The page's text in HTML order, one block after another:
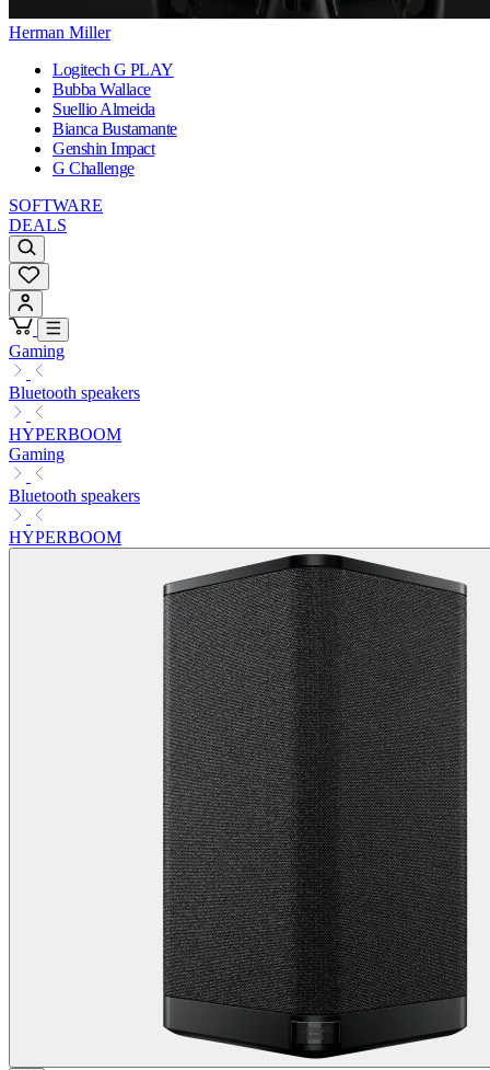
Herman Miller
Logitech G PLAY
Bubba Wallace
Suellio Almeida
Bianca Bustamante
Genshin Impact
G Challenge
SOFTWARE
DEALS
Gaming
Bluetooth speakers
HYPERBOOM
Gaming
Bluetooth speakers
HYPERBOOM